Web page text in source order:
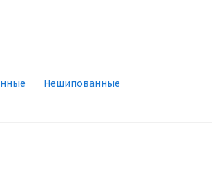
Нешипованные